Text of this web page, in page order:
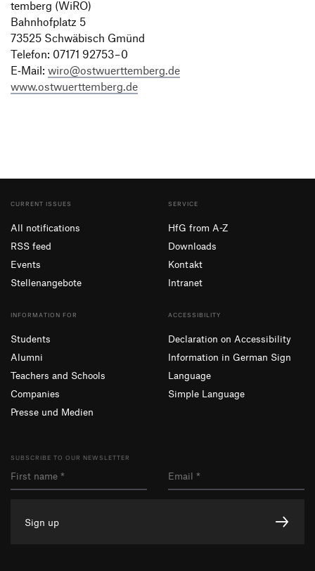
tem­berg (WiRO)
Bahn­hof­platz 5
73525 Schwä­bisch Gmünd
Telefon: 07171 92753 – 0
E‑Mail: wiro@ostwuerttemberg.de
www.ostwuerttemberg.de
CURRENT ISSUES
All notifications
RSS feed
Events
Stellenangebote
SERVICE
HfG from A-Z
Downloads
Kontakt
Intranet
INFORMATION FOR
Students
Alumni
Teachers and Schools
Companies
Presse und Medien
ACCESSIBILITY
Declaration on Accessibility
Information in German Sign
Language
Simple Language
SUBSCRIBE TO OUR NEWSLETTER
Sign up